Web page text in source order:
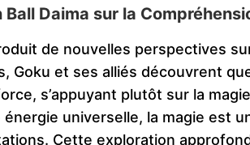
Ball Daima sur la
de nouvelles perspectives
Goku et ses alliés découvrent
s’appuyant plutôt sur la
universelle, la magie est
Cette exploration